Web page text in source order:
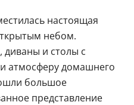
настоящая
небом.
и столы с
атмосферу домашнего
большое
представление